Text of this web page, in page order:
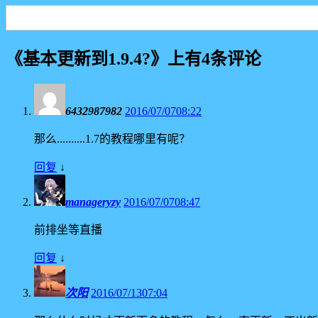
《基本更新到1.9.4?》上有4条评论
6432987982 2016/07/0708:22
那么..........1.7的教程哪里有呢？
回复 ↓
manageryzy 2016/07/0708:47
前排坐等直播
回复 ↓
次阳 2016/07/1307:04